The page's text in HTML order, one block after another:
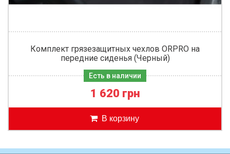
Комплект грязезащитных чехлов ORPRO на
передние сиденья (Черный)
Есть в наличии
1 620 грн
В корзину